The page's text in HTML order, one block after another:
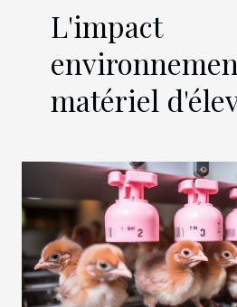
L'impact
matériel